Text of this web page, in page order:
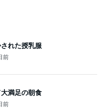
れた授乳服
前
満足の朝食
前